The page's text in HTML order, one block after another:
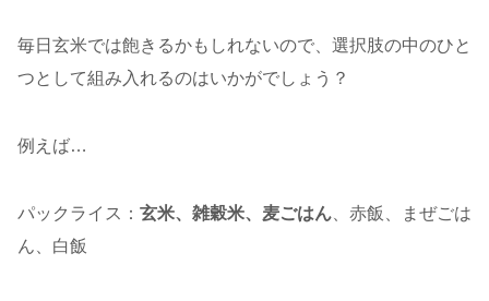
毎日玄米では飽きるかもしれないので、選択肢の中のひと
つとして組み入れるのはいかがでしょう？
例えば…
パックライス： 玄米、雑穀米、麦ごはん 、赤飯、まぜごは
ん、白飯